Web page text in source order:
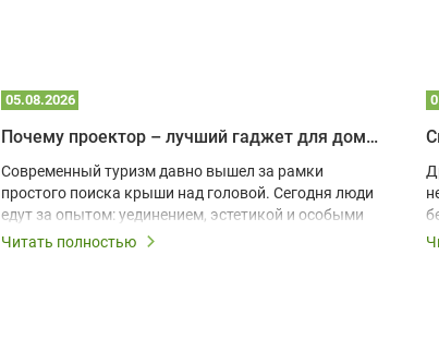
05.08.2026
Почему проектор – лучший гаджет для домика в глэмпинге
Современный туризм давно вышел за рамки
простого поиска крыши над головой. Сегодня люди
едут за опытом: уединением, эстетикой и особыми
ощущениями. Владельцы A-frame домов,
Читать полностью